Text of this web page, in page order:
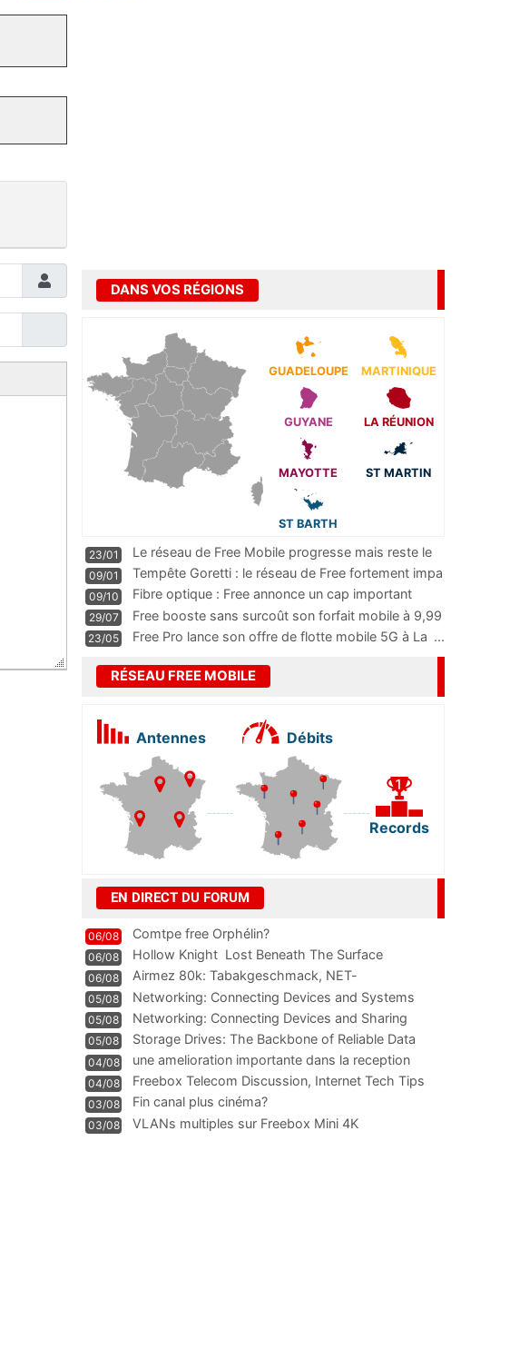
DANS VOS RÉGIONS
GUADELOUPE MARTINIQUE
GUYANE LA RÉUNION
MAYOTTE ST MARTIN
ST BARTH
23/01
Le réseau de Free Mobile progresse mais reste le
m
...
09/01
Tempête Goretti : le réseau de Free fortement impa
09/10
Fibre optique : Free annonce un cap important
pass
...
29/07
Free booste sans surcoût son forfait mobile à 9,99
23/05 Free Pro lance son offre de flotte mobile 5G à La ...
RÉSEAU FREE MOBILE
Antennes Débits
Records
EN DIRECT DU FORUM
06/08 Comtpe free Orphélin?
06/08 Hollow Knight  Lost Beneath The Surface
06/08
Airmez 80k: Tabakgeschmack, NET-
Technologie und Leistung im
05/08 Networking: Connecting Devices and Systems
05/08
Networking: Connecting Devices and Sharing
Information
05/08
Storage Drives: The Backbone of Reliable Data
Management
04/08
une amelioration importante dans la reception
WIFI
04/08
Freebox Telecom Discussion, Internet Tech Tips
Communi
03/08 Fin canal plus cinéma?
03/08 VLANs multiples sur Freebox Mini 4K